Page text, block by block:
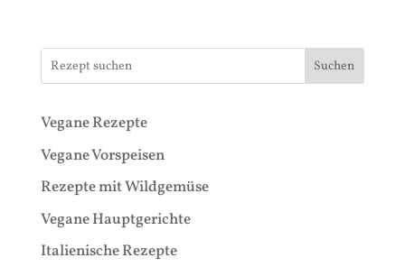
Suchen
Vegane Rezepte
Vegane Vorspeisen
Rezepte mit Wildgemüse
Vegane Hauptgerichte
Italienische Rezepte